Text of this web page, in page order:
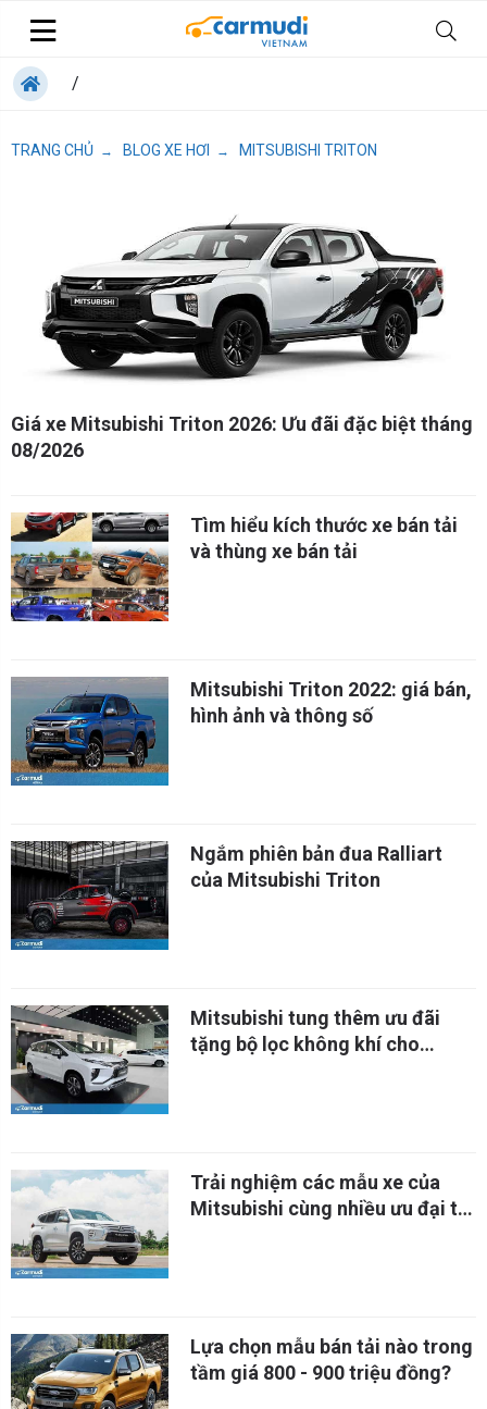
/
TRANG CHỦ → BLOG XE HƠI → MITSUBISHI TRITON
Giá xe Mitsubishi Triton 2026: Ưu đãi đặc biệt tháng
08/2026
Tìm hiểu kích thước xe bán tải
và thùng xe bán tải
Mitsubishi Triton 2022: giá bán,
hình ảnh và thông số
Ngắm phiên bản đua Ralliart
của Mitsubishi Triton
Mitsubishi tung thêm ưu đãi
tặng bộ lọc không khí cho
Trải nghiệm các mẫu xe của
Mitsubishi cùng nhiều ưu đại tại
Lựa chọn mẫu bán tải nào trong
tầm giá 800 - 900 triệu đồng?